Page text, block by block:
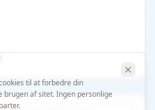
til at forbedre din
brugen af sitet. Ingen personlige